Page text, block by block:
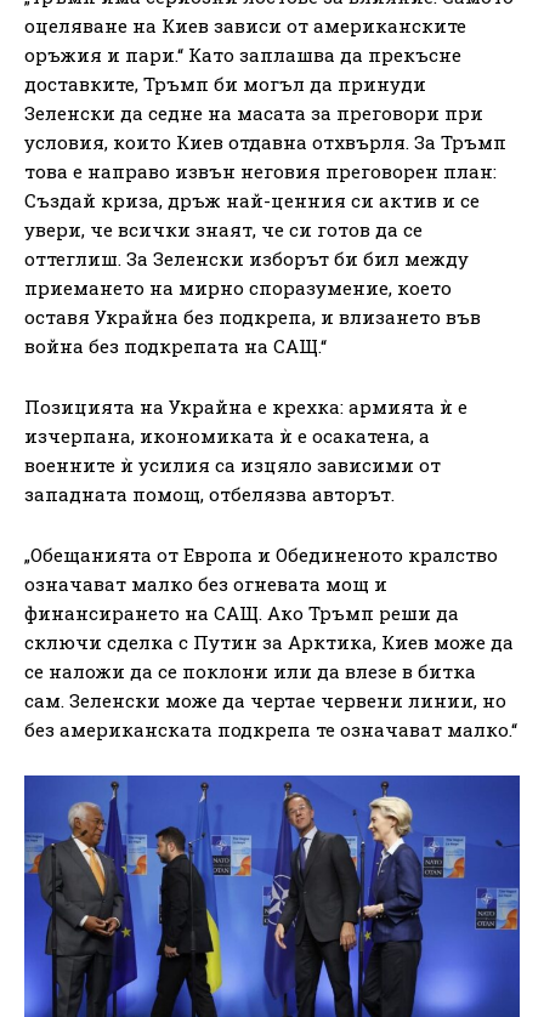
оцеляване на Киев зависи от американските
оръжия и пари.“ Като заплашва да прекъсне
доставките, Тръмп би могъл да принуди
Зеленски да седне на масата за преговори при
условия, които Киев отдавна отхвърля. За Тръмп
това е направо извън неговия преговорен план:
Създай криза, дръж най-ценния си актив и се
увери, че всички знаят, че си готов да се
оттеглиш. За Зеленски изборът би бил между
приемането на мирно споразумение, което
оставя Украйна без подкрепа, и влизането във
война без подкрепата на САЩ.“
Позицията на Украйна е крехка: армията ѝ е
изчерпана, икономиката ѝ е осакатена, а
военните ѝ усилия са изцяло зависими от
западната помощ, отбелязва авторът.
„Обещанията от Европа и Обединеното кралство
означават малко без огневата мощ и
финансирането на САЩ. Ако Тръмп реши да
сключи сделка с Путин за Арктика, Киев може да
се наложи да се поклони или да влезе в битка
сам. Зеленски може да чертае червени линии, но
без американската подкрепа те означават малко.“